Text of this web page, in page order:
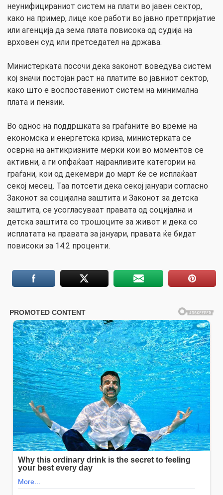
неунифицираниот систем на плати во јавен сектор,
како на пример, лице кое работи во јавно претпријатие
или агенција да зема плата повисока од судија на
врховен суд или претседател на држава.
Министерката посочи дека законот воведува систем
кој значи постојан раст на платите во јавниот сектор,
како што е воспоставениот систем на минимална
плата и пензии.
Во однос на поддршката за граѓаните во време на
економска и енергетска криза, министерката се
осврна на антикризните мерки кои во моментов се
активни, а ги опфаќаат најранливите категории на
граѓани, кои од декември до март ќе се исплаќаат
секој месец. Таа потсети дека секој јануари согласно
Законот за социјална заштита и Законот за детска
заштита, се усогласуваат правата од социјална и
детска заштита со трошоците за живот и дека со
исплатата на правата за јануари, правата ќе бидат
повисоки за 14.2 проценти.